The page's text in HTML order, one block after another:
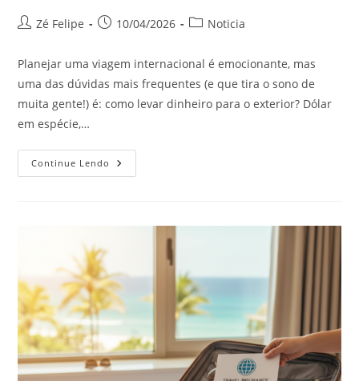
Autor
post:
Zé Felipe
Post10/04/2026
Categoria
post:
Noticia
Planejar uma viagem internacional é emocionante, mas
uma das dúvidas mais frequentes (e que tira o sono de
muita gente!) é: como levar dinheiro para o exterior? Dólar
em espécie,…
Continue Lendo Dólar
Ou
Inteligente
Para
O
Exterior
Hoje
Em